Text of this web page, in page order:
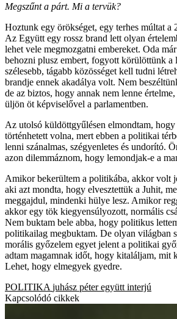
Megszűnt a párt. Mi a tervük?
Hoztunk egy örökséget, egy terhes múltat a
Az Együtt egy rossz brand lett olyan
lehet vele megmozgatni embereket. Oda
behozni plusz embert, fogyott körülöttünk a
szélesebb, tágabb közösséget kell tudni
brandje ennek akadálya volt. Nem
de az biztos, hogy annak nem lenne
üljön öt képviselővel a parlamentben.
Az utolsó küldöttgyűlésen elmondtam,
történhetett volna, mert ebben a politikai
lenni szánalmas, szégyenletes és undorító.
azon dilemmáznom, hogy lemondjak-e a
Amikor bekerültem a politikába, akkor volt
aki azt mondta, hogy elvesztettük a Juhit,
meggajdul, mindenki hülye lesz. Amikor
akkor egy tök kiegyensúlyozott, normális
Nem buktam bele abba, hogy politikus
politikailag megbuktam. De olyan világban
morális győzelem egyet jelent a politikai
adtam magamnak időt, hogy kitaláljam, mit
Lehet, hogy elmegyek gyedre.
POLITIKA juhász péter együtt interjú
Kapcsolódó cikkek